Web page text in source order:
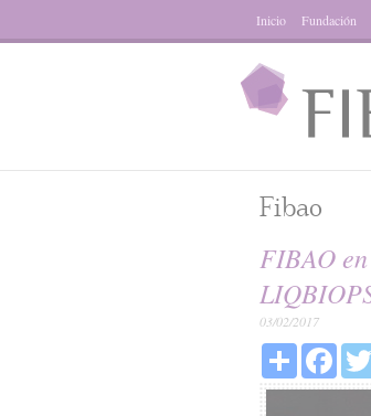
Inicio Fundación
Fibao
FIBAO
03/02/2017
Share